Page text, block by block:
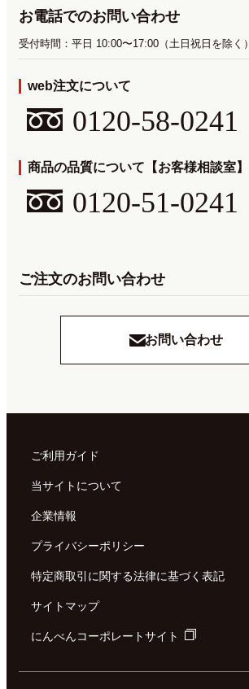
お電話でのお問い合わせ
受付時間：平日 10:00〜17:00（土日祝日を除く）
web注文について
0120-58-0241
商品の品質について【お客様相談室】
0120-51-0241
ご注文のお問い合わせ
お問い合わせ
ご利用ガイド
当サイトについて
企業情報
プライバシーポリシー
特定商取引に関する法律に基づく表記
サイトマップ
にんべんコーポレートサイト